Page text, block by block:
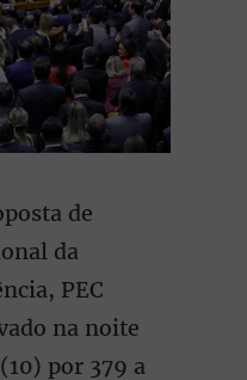
de
da
PEC
na noite
por 379 a